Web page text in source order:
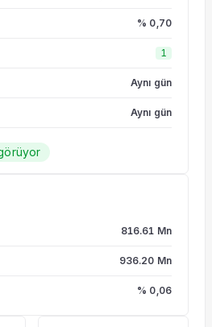
% 0,70
1
Aynı gün
Aynı gün
816.61 Mn
936.20 Mn
% 0,06